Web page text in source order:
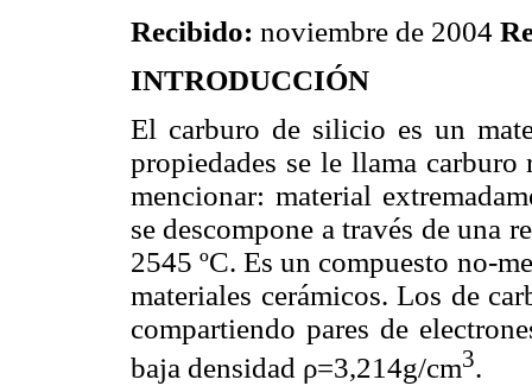
Recibido: noviembre de 2004
INTRODUCCIÓN
El carburo de silicio es un
propiedades se le llama carburo
mencionar: material
se descompone a través de una
2545 ºC. Es un compuesto no-
materiales cerámicos. Los de
compartiendo pares de
baja densidad ρ=3,214g/cm3.